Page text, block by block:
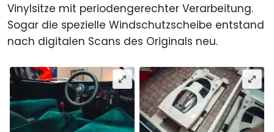
Vinylsitze mit periodengerechter Verarbeitung.
Sogar die spezielle Windschutzscheibe entstand
nach digitalen Scans des Originals neu.